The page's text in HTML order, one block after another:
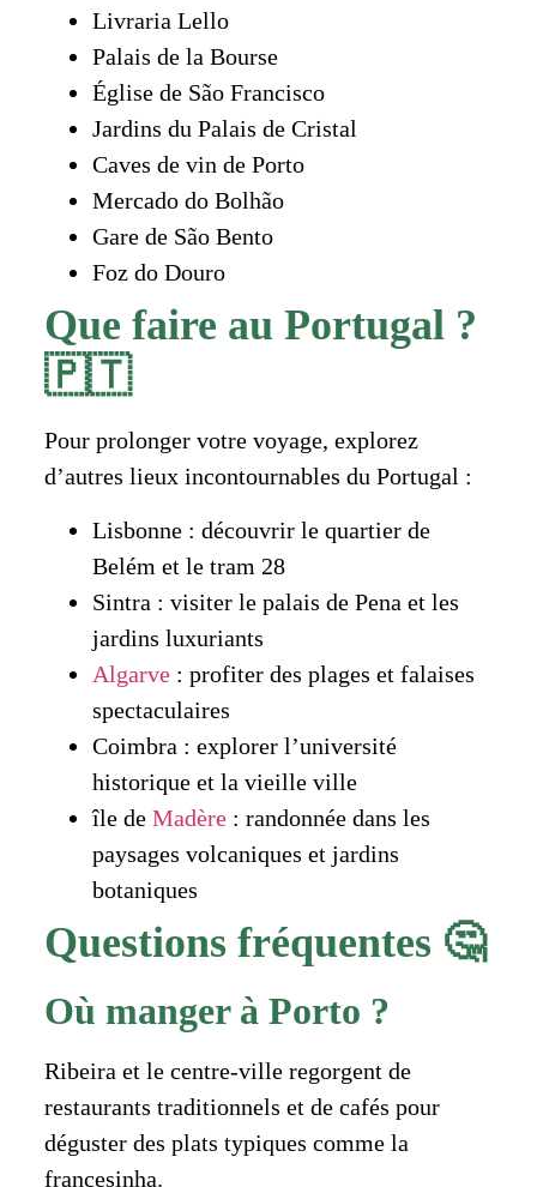
Livraria Lello
Palais de la Bourse
Église de São Francisco
Jardins du Palais de Cristal
Caves de vin de Porto
Mercado do Bolhão
Gare de São Bento
Foz do Douro
Que faire au Portugal ?
🇵🇹
Pour prolonger votre voyage, explorez
d’autres lieux incontournables du Portugal :
Lisbonne : découvrir le quartier de
Belém et le tram 28
Sintra : visiter le palais de Pena et les
jardins luxuriants
Algarve: profiter des plages et falaises
spectaculaires
Coimbra : explorer l’université
historique et la vieille ville
île de Madère: randonnée dans les
paysages volcaniques et jardins
botaniques
Questions fréquentes 🤔
Où manger à Porto ?
Ribeira et le centre-ville regorgent de
restaurants traditionnels et de cafés pour
déguster des plats typiques comme la
francesinha.